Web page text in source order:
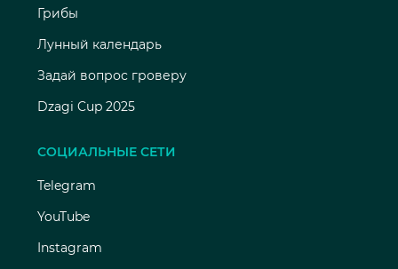
Грибы
Лунный календарь
Задай вопрос гроверу
Dzagi Cup 2025
СОЦИАЛЬНЫЕ СЕТИ
Telegram
YouTube
Instagram